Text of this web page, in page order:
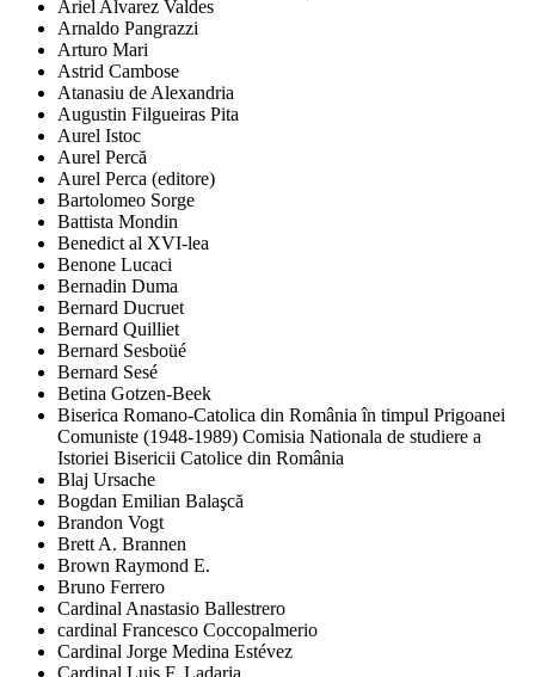
Ariel Alvarez Valdes
Arnaldo Pangrazzi
Arturo Mari
Astrid Cambose
Atanasiu de Alexandria
Augustin Filgueiras Pita
Aurel Istoc
Aurel Percă
Aurel Perca (editore)
Bartolomeo Sorge
Battista Mondin
Benedict al XVI-lea
Benone Lucaci
Bernadin Duma
Bernard Ducruet
Bernard Quilliet
Bernard Sesboüé
Bernard Sesé
Betina Gotzen-Beek
Biserica Romano-Catolica din România în timpul Prigoanei
Comuniste (1948-1989) Comisia Nationala de studiere a
Istoriei Bisericii Catolice din România
Blaj Ursache
Bogdan Emilian Balaşcă
Brandon Vogt
Brett A. Brannen
Brown Raymond E.
Bruno Ferrero
Cardinal Anastasio Ballestrero
cardinal Francesco Coccopalmerio
Cardinal Jorge Medina Estévez